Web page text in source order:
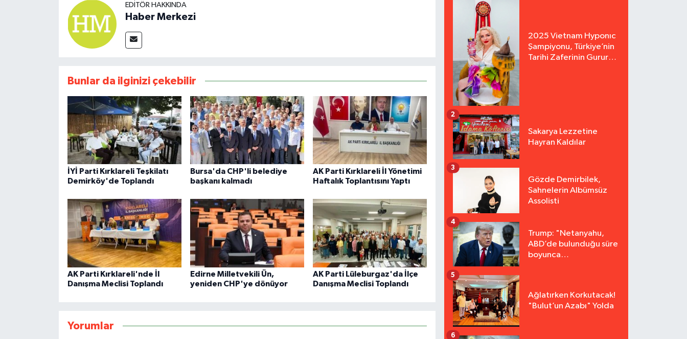
EDITÖR HAKKINDA
Haber Merkezi
Bunlar da ilginizi çekebilir
İYİ Parti Kırklareli Teşkilatı
Demirköy'de Toplandı
Bursa'da CHP'li belediye
başkanı kalmadı
AK Parti Kırklareli İl Yönetimi
Haftalık Toplantısını Yaptı
AK Parti Kırklareli'nde İl
Danışma Meclisi Toplandı
Edirne Milletvekili Ün,
yeniden CHP'ye dönüyor
AK Parti Lüleburgaz'da İlçe
Danışma Meclisi Toplandı
Yorumlar
2025 Vietnam Hyponıc
Şampiyonu, Türkiye’nin
Tarihi Zaferinin Gururu
Sakarya Lezzetine
Hayran Kaldılar
2
Gözde Demirbilek,
Sahnelerin Albümsüz
Assolisti
3
Trump: "Netanyahu,
ABD’de bulunduğu süre
boyunca
4
Ağlatırken Korkutacak!
"Bulut’un Azabı" Yolda
5
6